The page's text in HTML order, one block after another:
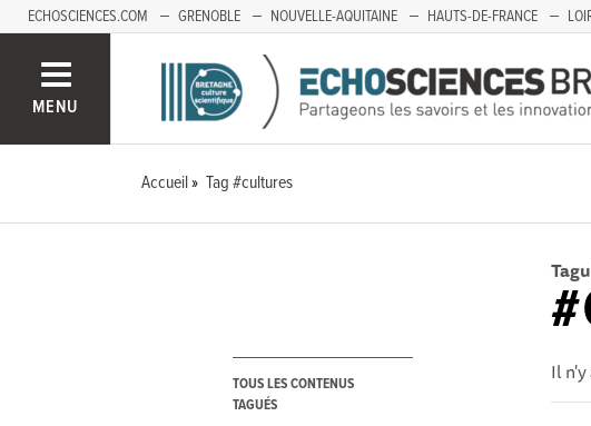
ECHOSCIENCES.COM GRENOBLE NOUVELLE-AQUITAINE HAUTS-DE-FRANCE
MENU
Accueil Tag #cultures
TOUS LES CONTENUS
TAGUÉS
Il